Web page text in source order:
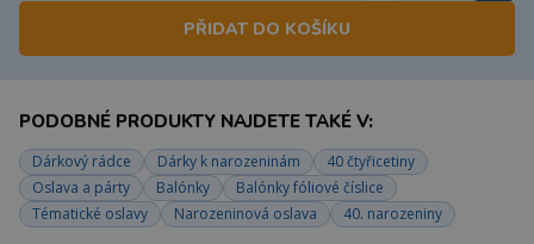
PŘIDAT DO KOŠÍKU
PODOBNÉ PRODUKTY NAJDETE TAKÉ V:
Dárkový rádce Dárky k narozeninám
40 čtyřicetiny
Oslava a párty
Balónky
Balónky fóliové číslice
Tématické oslavy
Narozeninová oslava 40. narozeniny